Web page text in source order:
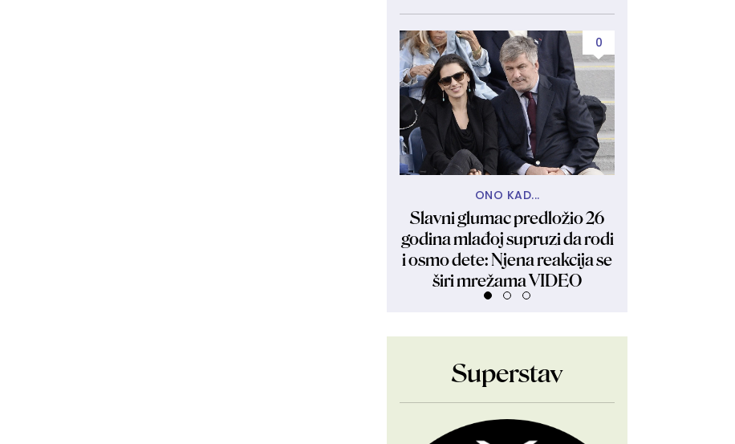
0
ONO KAD...
Slavni glumac predložio 26
godina mlađoj supruzi da rodi
i osmo dete: Njena reakcija se
širi mrežama VIDEO
Superstav